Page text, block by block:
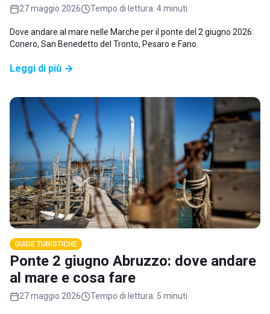
27 maggio 2026 Tempo di lettura: 4 minuti
Dove andare al mare nelle Marche per il ponte del 2 giugno 2026:
Conero, San Benedetto del Tronto, Pesaro e Fano.
Leggi di più
GUIDE TURISTICHE
Ponte 2 giugno Abruzzo: dove andare
al mare e cosa fare
27 maggio 2026 Tempo di lettura: 5 minuti